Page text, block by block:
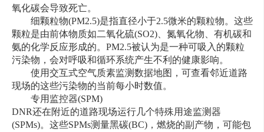
氧化碳会导致死亡。
细颗粒物(PM2.5)是指直径小于2.5微米的颗粒物。这些
颗粒是由前体物质如二氧化硫(SO2)、氮氧化物、有机碳和
氨的化学反应形成的。PM2.5被认为是一种可吸入的颗粒
污染物，会对呼吸和循环系统产生不利的健康影响。
使用交互式空气质素监测数据地图，可查看邻近道路
现场的这些污染物的当前每小时数值。
专用监控器(SPM)
DNR还在附近的道路现场运行几个特殊用途监测器
(SPMs)。这些SPMs测量黑碳(BC)，燃烧的副产物，可能包